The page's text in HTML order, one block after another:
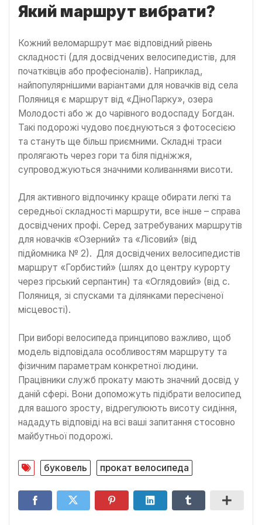
Який маршрут вибрати?
Кожний веломаршрут має відповідний рівень
складності (для досвідчених велосипедистів, для
початківців або професіоналів). Наприклад,
найпопулярнішими варіантами для новачків від села
Поляниця є маршрут від «ДіноПарку», озера
Молодості або ж до чарівного водоспаду Богдан.
Такі подорожі чудово поєднуються з фотосесією
та стануть ще більш приємними. Складні траси
пролягають через гори та біля підніжжя,
супроводжуються значними коливаннями висоти.
Для активного відпочинку краще обирати легкі та
середньої складності маршрути, все інше – справа
досвідчених профі. Серед затребуваних маршрутів
для новачків «Озерний» та «Лісовий» (від
підйомника № 2). Для досвідчених велосипедистів
маршрут «Горбистий» (шлях до центру курорту
через гірський серпантин) та «Оглядовий» (від с.
Поляниця, зі спусками та ділянками пересіченої
місцевості).
При виборі велосипеда принципово важливо, щоб
модель відповідала особливостям маршруту та
фізичним параметрам конкретної людини.
Працівники служб прокату мають значний досвід у
даній сфері. Вони допоможуть підібрати велосипед
для вашого зросту, відрегулюють висоту сидіння,
нададуть відповіді на всі ваші запитання стосовно
майбутньої подорожі.
буковель прокат велосипеда